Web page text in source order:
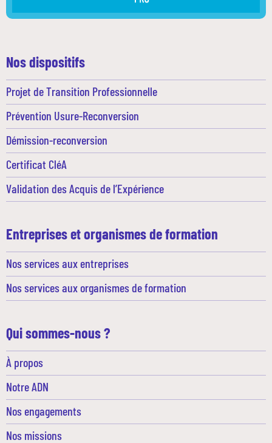
Nos dispositifs
Projet de Transition Professionnelle
Prévention Usure-Reconversion
Démission-reconversion
Certificat CléA
Validation des Acquis de l’Expérience
Entreprises et organismes de formation
Nos services aux entreprises
Nos services aux organismes de formation
Qui sommes-nous ?
À propos
Notre ADN
Nos engagements
Nos missions